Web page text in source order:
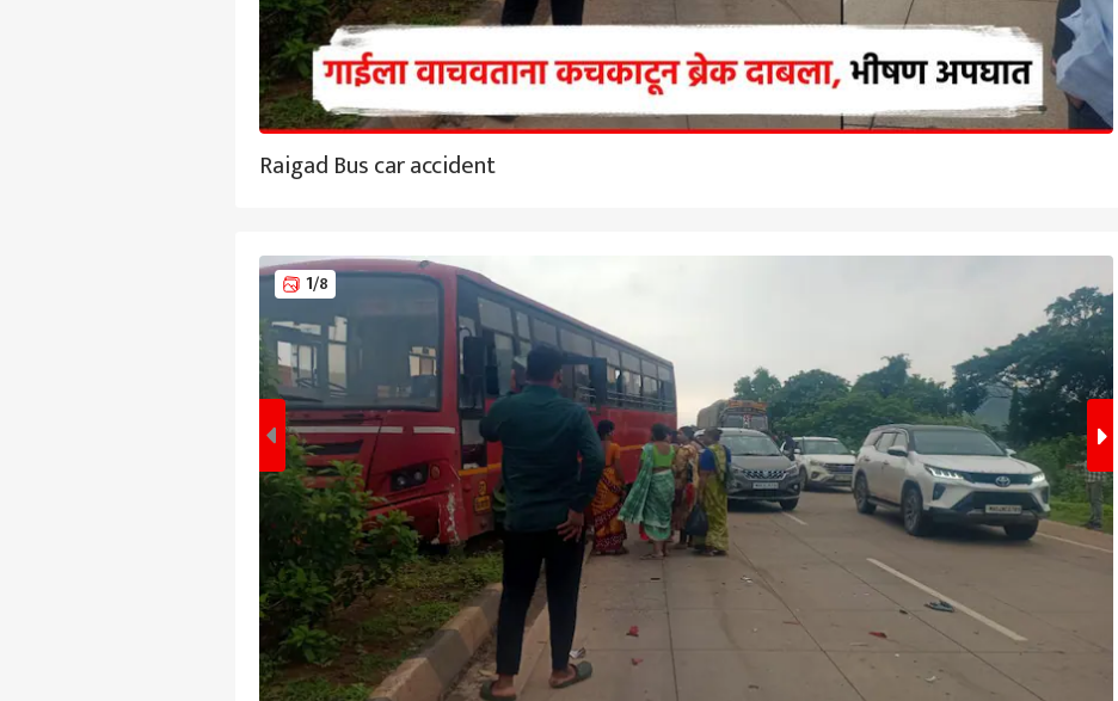
Raigad Bus car accident
1/8
पर्सनल कॉर्नर